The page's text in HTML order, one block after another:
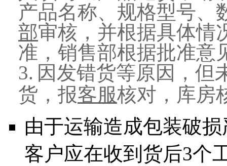
产品名称、规格型号、
部审核，并根据具体情
准，销售部根据批准意
3. 因发错货等原因，但
货，报客服核对，库房
由于运输造成包装破
客户应在收到货后3个